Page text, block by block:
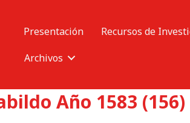
Presentación Recursos de
Archivos
Año 1583 (156)